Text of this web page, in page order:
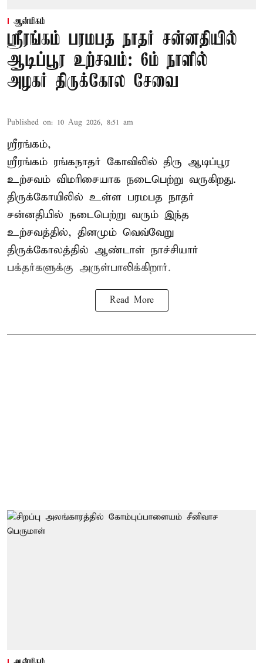
ஆன்மிகம்
ஸ்ரீரங்கம் பரமபத நாதர் சன்னதியில்
ஆடிப்பூர உற்சவம்: 6ம் நாளில்
அழகர் திருக்கோல சேவை
Published on: 10 Aug 2026, 8:51 am
ஸ்ரீரங்கம்,
ஸ்ரீரங்கம் ரங்கநாதர் கோவிலில் திரு ஆடிப்பூர
உற்சவம் விமரிசையாக நடைபெற்று வருகிறது.
திருக்கோயிலில் உள்ள பரமபத நாதர்
சன்னதியில் நடைபெற்று வரும் இந்த
உற்சவத்தில், தினமும் வெவ்வேறு
திருக்கோலத்தில் ஆண்டாள் நாச்சியார்
பக்தர்களுக்கு அருள்பாலிக்கிறார்.
Read More